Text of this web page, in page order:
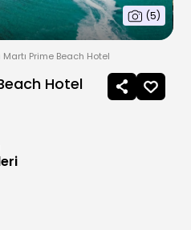
(5)
Prime Beach Hotel
Hotel